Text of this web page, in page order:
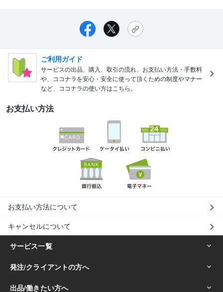
ご利用ガイド
サービスの出品、購入、取引の流れ、お支払い方法・手数料
や、ココナラを安心・安全に使って頂くための制度やマナー
など、ココナラの使い方はこちら。
お支払い方法
お支払い方法について
キャンセルについて